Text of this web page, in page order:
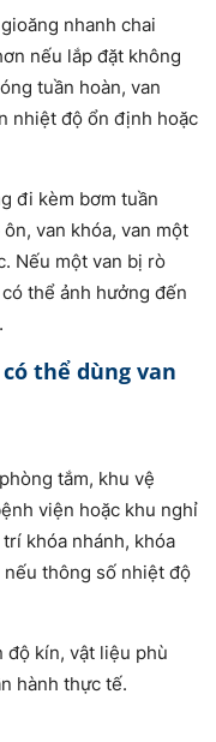
nhanh chai
nếu lắp đặt không
tuần hoàn, van
nhiệt độ ổn định hoặc
đi kèm bơm tuần
van khóa, van một
Nếu một van bị rò
thể ảnh hưởng đến
thể dùng van
tắm, khu vệ
viện hoặc khu nghỉ
khóa nhánh, khóa
thông số nhiệt độ
độ kín, vật liệu phù
hành thực tế.